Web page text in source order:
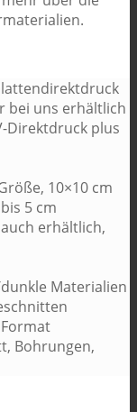
bei uns erhältlich
Direktdruck plus
10×10 cm
5 cm
erhältlich,
Materialien
Bohrungen,